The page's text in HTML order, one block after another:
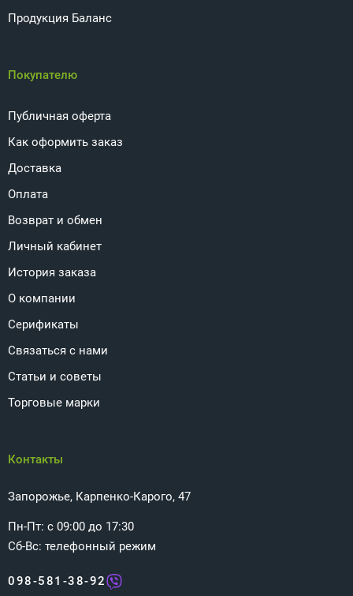
Продукция Баланс
Покупателю
Публичная оферта
Как оформить заказ
Доставка
Оплата
Возврат и обмен
Личный кабинет
История заказа
О компании
Серификаты
Связаться с нами
Статьи и советы
Торговые марки
Контакты
Запорожье, Карпенко-Карого, 47
Пн-Пт: с 09:00 до 17:30
Сб-Вс: телефонный режим
098-581-38-92